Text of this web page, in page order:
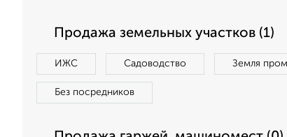
Продажа земельных участков (1)
ИЖС Садоводство Земля
Без посредников